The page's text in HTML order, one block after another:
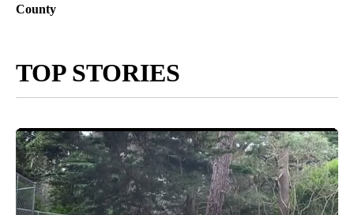
County
TOP STORIES